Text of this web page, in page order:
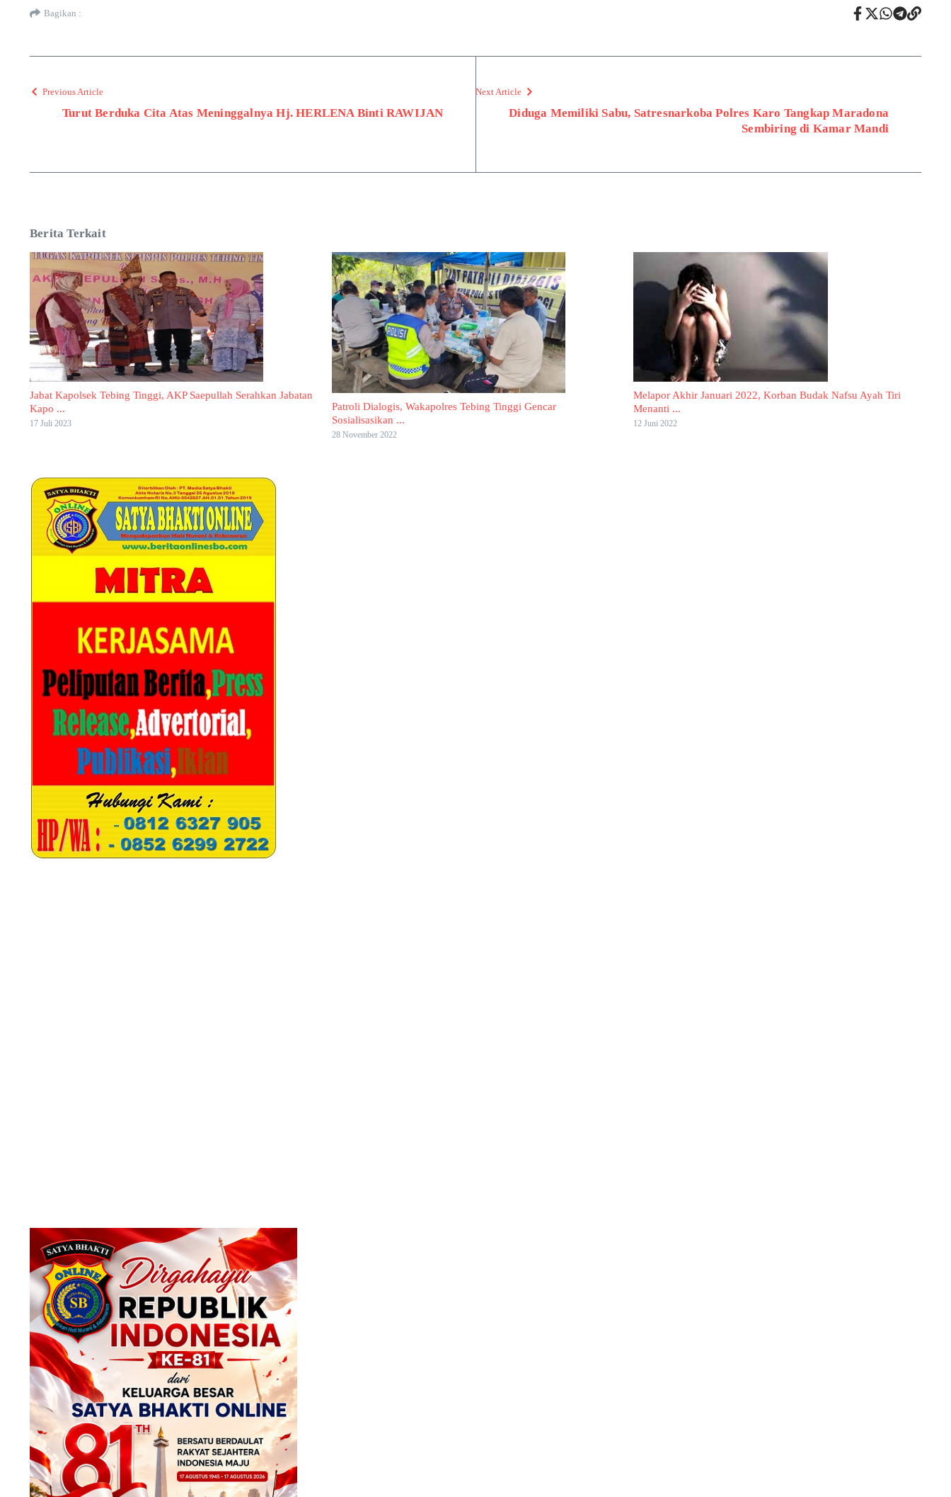
Bagikan :
Previous Article
Turut Berduka Cita Atas Meninggalnya Hj. HERLENA Binti RAWIJAN
Next Article
Diduga Memiliki Sabu, Satresnarkoba Polres Karo Tangkap Maradona
Sembiring di Kamar Mandi
Berita Terkait
Jabat Kapolsek Tebing Tinggi, AKP Saepullah Serahkan Jabatan
Kapo ...
17 Juli 2023
Patroli Dialogis, Wakapolres Tebing Tinggi Gencar
Sosialisasikan ...
28 November 2022
Melapor Akhir Januari 2022, Korban Budak Nafsu Ayah Tiri
Menanti ...
12 Juni 2022